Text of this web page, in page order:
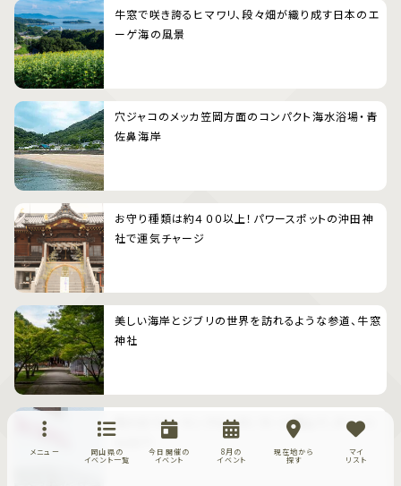
牛窓で咲き誇るヒマワリ、段々畑が織り成す日本のエ
ーゲ海の風景
穴ジャコのメッカ笠岡方面のコンパクト海水浴場・青
佐鼻海岸
お守り種類は約４００以上！パワースポットの沖田神
社で運気チャージ
美しい海岸とジブリの世界を訪れるような参道、牛窓
神社
雨の日ウォーキングはイオンモール岡山で、ポイント
メニュー
岡山県の
イベント一覧
今日開催の
イベント
8月の
イベント
現在地から
探す
マイ
リスト